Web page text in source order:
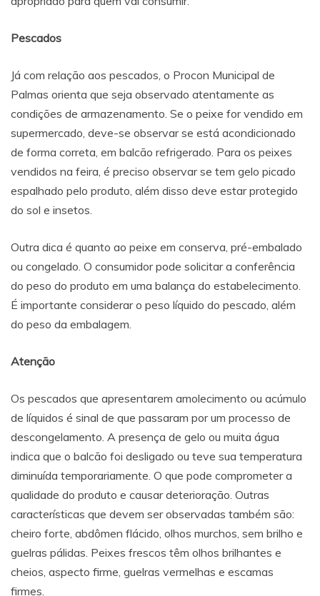
Pescados
Já com relação aos pescados, o Procon Municipal de
Palmas orienta que seja observado atentamente as
condições de armazenamento. Se o peixe for vendido em
supermercado, deve-se observar se está acondicionado
de forma correta, em balcão refrigerado. Para os peixes
vendidos na feira, é preciso observar se tem gelo picado
espalhado pelo produto, além disso deve estar protegido
do sol e insetos.
Outra dica é quanto ao peixe em conserva, pré-embalado
ou congelado. O consumidor pode solicitar a conferência
do peso do produto em uma balança do estabelecimento.
É importante considerar o peso líquido do pescado, além
do peso da embalagem.
Atenção
Os pescados que apresentarem amolecimento ou acúmulo
de líquidos é sinal de que passaram por um processo de
descongelamento. A presença de gelo ou muita água
indica que o balcão foi desligado ou teve sua temperatura
diminuída temporariamente. O que pode comprometer a
qualidade do produto e causar deterioração. Outras
características que devem ser observadas também são:
cheiro forte, abdômen flácido, olhos murchos, sem brilho e
guelras pálidas. Peixes frescos têm olhos brilhantes e
cheios, aspecto firme, guelras vermelhas e escamas
firmes.